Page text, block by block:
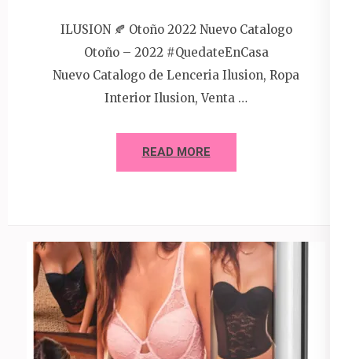
ILUSION 🍂 Otoño 2022 Nuevo Catalogo
Otoño – 2022 #QuedateEnCasa
Nuevo Catalogo de Lenceria Ilusion, Ropa
Interior Ilusion, Venta …
READ MORE